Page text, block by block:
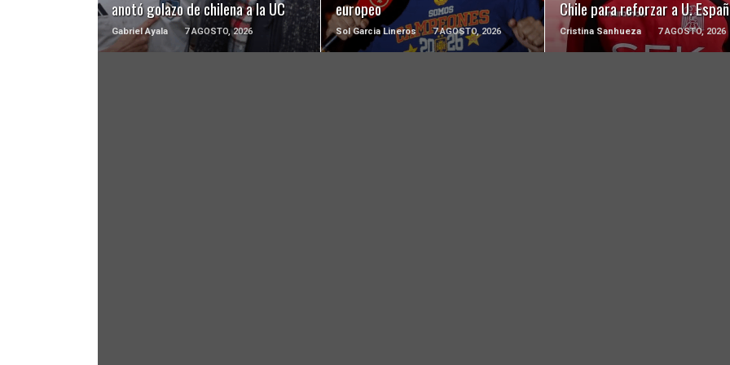
anotó golazo de chilena a la UC
Gabriel Ayala 7 AGOSTO, 2026
europeo
Sol Garcia Lineros 7 AGOSTO, 2026
Chile para reforzar a U.
Cristina Sanhueza 7 AGOSTO, 2026